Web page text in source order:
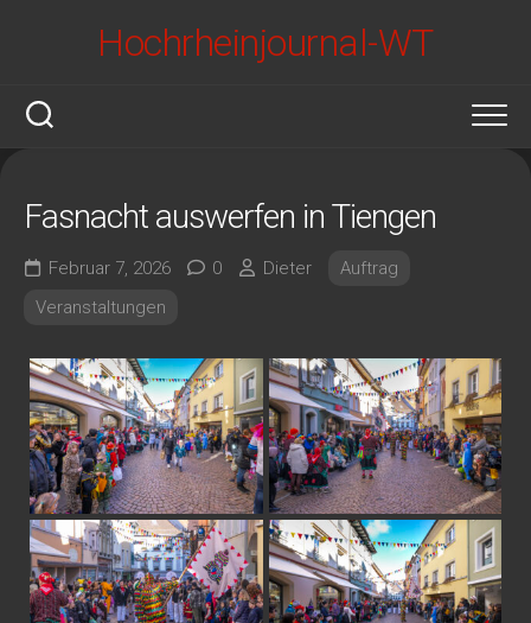
Hochrheinjournal-WT
Fasnacht auswerfen in Tiengen
Februar 7, 2026 0 Dieter
Auftrag
Veranstaltungen